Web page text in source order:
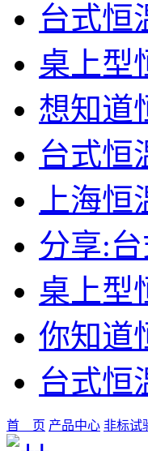
台式恒
桌上型
想知道
台式恒
上海
分享:
桌上型
你知道
台式恒
首 页 产品中心 非标试